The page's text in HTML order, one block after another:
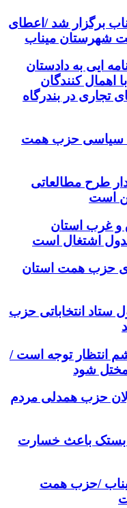
برگزار شد /اعطای
شهرستان میناب
ایی به دادستان
اهمال کنندگان
تجاری در بندرگاه
سیاسی حزب همت
طرح مطالعاتی
است
و غرب استان
اشتغال است
حزب همت استان
ستاد انتخاباتی حزب
انتظار توجه است /
مختل شود
حزب همدلی مردم
بستک باعث خسارت
/حزب همت